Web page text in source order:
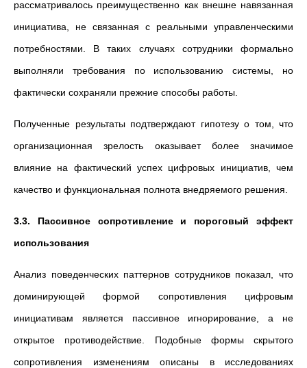
рассматривалось преимущественно как внешне навязанная
инициатива, не связанная с реальными управленческими
потребностями. В таких случаях сотрудники формально
выполняли требования по использованию системы, но
фактически сохраняли прежние способы работы.
Полученные результаты подтверждают гипотезу о том, что
организационная зрелость оказывает более значимое
влияние на фактический успех цифровых инициатив, чем
качество и функциональная полнота внедряемого решения.
3.3. Пассивное сопротивление и пороговый эффект
использования
Анализ поведенческих паттернов сотрудников показал, что
доминирующей формой сопротивления цифровым
инициативам является пассивное игнорирование, а не
открытое противодействие. Подобные формы скрытого
сопротивления изменениям описаны в исследованиях